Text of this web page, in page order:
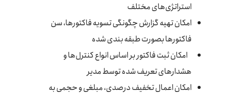
استراتژی‌های مختلف
امکان تهیه گزارش چگونگی تسویه فاکتورها، سن
فاکتورها بصورت طبقه بندی شده
امکان ثبت فاکتور بر اساس انواع کنترل‌ها و
هشدارهای تعریف شده توسط مدیر
امکان اعمال تخفیف درصدی، مبلغی و حجمی به